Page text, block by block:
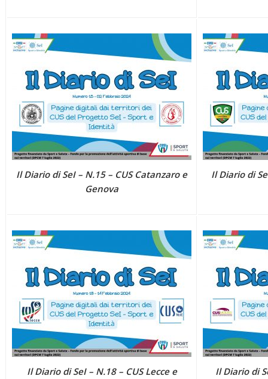
Il Diario di SeI – N.15 – CUS Catanzaro e
Genova
Il Diario di
Il Diario di SeI – N.18 – CUS Lecce e
Il Diario di